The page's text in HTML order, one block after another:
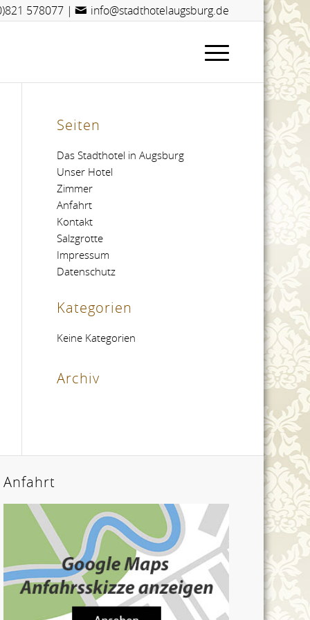
578077 | info@stadthotelaugsburg.de
Seiten
Das Stadthotel in Augsburg
Unser Hotel
Zimmer
Anfahrt
Kontakt
Salzgrotte
Impressum
Datenschutz
Kategorien
Keine Kategorien
Archiv
Anfahrt